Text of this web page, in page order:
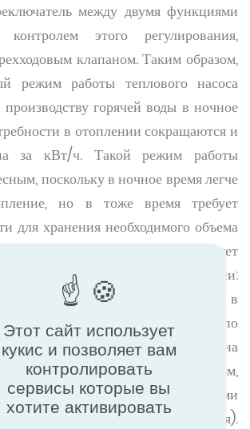
между двумя функциями
этого регулирования,
клапаном. Таким образом,
режим работы теплового насоса
производству горячей воды в ночное
в отоплении сокращаются и
за кВт/ч. Такой режим работы
поскольку в ночное время легче
но в тоже время требует
для хранения необходимого объема
горячей воды может
на две различные инструкции:
° с в ночное время и на 40 ° с в
Некоторые устройства работают по
или ничего », а другие - на
Последние, в основном,
с электронными
(инверторная технология).
Этот сайт использует
кукис и позволяет вам
контролировать
сервисы которые вы
хотите активировать